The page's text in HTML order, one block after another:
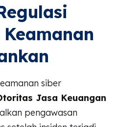
siber
Jasa Keuangan
pengawasan